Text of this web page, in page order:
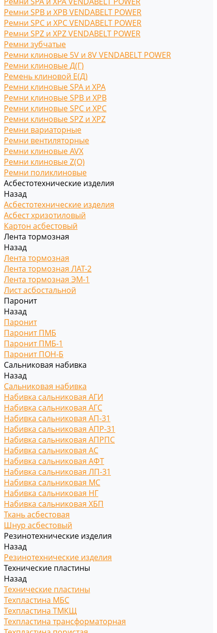
Ремни SPB и XPB VENDABELT POWER
Ремни SPC и XPC VENDABELT POWER
Ремни SPZ и XPZ VENDABELT POWER
Ремни зубчатые
Ремни клиновые 5V и 8V VENDABELT POWER
Ремни клиновые Д(Г)
Ремень клиновой Е(Д)
Ремни клиновые SPA и XPA
Ремни клиновые SPB и XPB
Ремни клиновые SPC и XPC
Ремни клиновые SPZ и XPZ
Ремни вариаторные
Ремни вентиляторные
Ремни клиновые AVX
Ремни клиновые Z(O)
Ремни поликлиновые
Асбестотехнические изделия
Назад
Асбестотехнические изделия
Асбест хризотиловый
Картон асбестовый
Лента тормозная
Назад
Лента тормозная
Лента тормозная ЛАТ-2
Лента тормозная ЭМ-1
Лист асбостальной
Паронит
Назад
Паронит
Паронит ПМБ
Паронит ПМБ-1
Паронит ПОН-Б
Сальниковая набивка
Назад
Сальниковая набивка
Набивка сальниковая АГИ
Набивка сальниковая АГС
Набивка сальниковая АП-31
Набивка сальниковая АПР-31
Набивка сальниковая АПРПС
Набивка сальниковая АС
Набивка сальниковая АФТ
Набивка сальниковая ЛП-31
Набивка сальниковая МС
Набивка сальниковая НГ
Набивка сальниковая ХБП
Ткань асбестовая
Шнур асбестовый
Резинотехнические изделия
Назад
Резинотехнические изделия
Технические пластины
Назад
Технические пластины
Техпластина МБС
Техпластина ТМКЩ
Техпластина трансформаторная